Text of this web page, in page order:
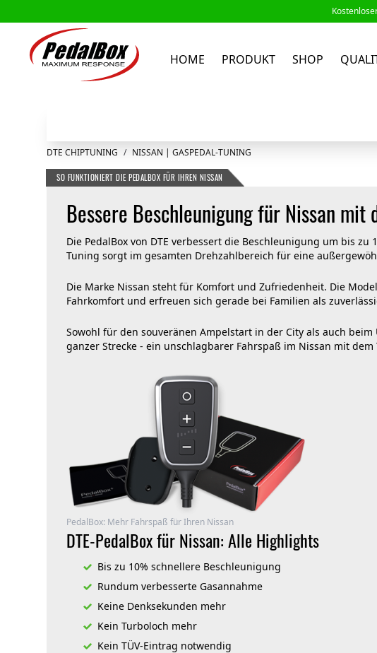
HOME PRODUKT SHOP
DTE CHIPTUNING / NISSAN | GASPEDAL-TUNING
SO FUNKTIONIERT DIE PEDALBOX FÜR IHREN NISSAN
Bessere Beschleunigung für Nissan mit
Die PedalBox von DTE verbessert die Beschleunigung um bis
Tuning sorgt im gesamten Drehzahlbereich für eine
Die Marke Nissan steht für Komfort und Zufriedenheit. Die
Fahrkomfort und erfreuen sich gerade bei Familien als
Sowohl für den souveränen Ampelstart in der City als auch
ganzer Strecke - ein unschlagbarer Fahrspaß im Nissan mit dem
PedalBox: Mehr Fahrspaß für Ihren Nissan
DTE-PedalBox für Nissan: Alle Highlights
Bis zu 10% schnellere Beschleunigung
Rundum verbesserte Gasannahme
Keine Denksekunden mehr
Kein Turboloch mehr
Kein TÜV-Eintrag notwendig